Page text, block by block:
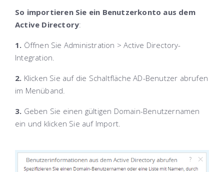
So importieren Sie ein Benutzerkonto aus dem
Active Directory:
1. Öffnen Sie Administration > Active Directory-
Integration.
2. Klicken Sie auf die SchaltflächeAD-Benutzer abrufen
im Menüband.
3. Geben Sie einen gültigen Domain-Benutzernamen
ein und klicken Sie auf Import.